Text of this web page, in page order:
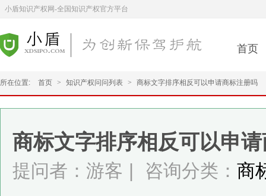
小盾知识产权网-全国知识产权官方平台
首页
所在位置: 首页 > 知识产权问问列表 > 商标文字排序相反可以申请商标注册吗
商标文字排序相反可以申
提问者：游客 咨询分类： 商